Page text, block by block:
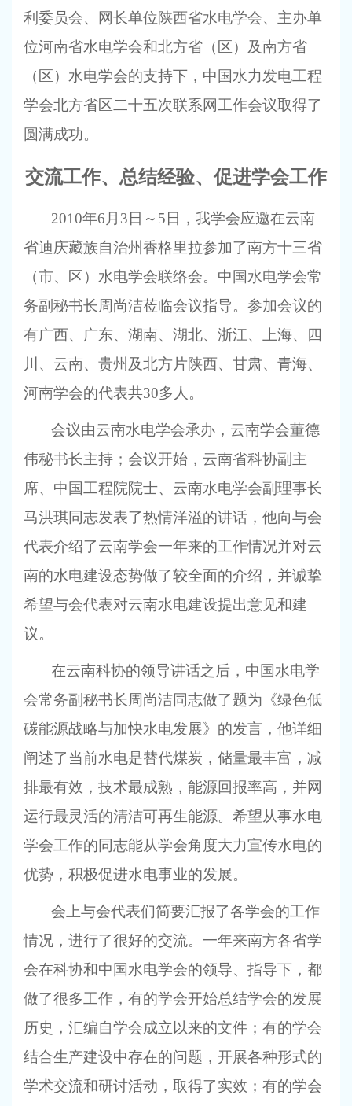
利委员会、网长单位陕西省水电学会、主办单
位河南省水电学会和北方省（区）及南方省
（区）水电学会的支持下，中国水力发电工程
学会北方省区二十五次联系网工作会议取得了
圆满成功。
交流工作、总结经验、促进学会工作
2010年6 月 3 日 ～ 5 日，我学会应邀在云南
省迪庆藏族自治州香格里拉参加了南方十三省
（市、区）水电学会联络会。中国水电学会常
务副秘书长周尚洁莅临会议指导。参加会议的
有广西、广东、湖南、湖北、浙江、上海、四
川、云南、贵州及北方片陕西、甘肃、青海、
河南学会的代表共30多人。
会议由云南水电学会承办，云南学会董德
伟秘书长主持；会议开始，云南省科协副主
席、中国工程院院士、云南水电学会副理事长
马洪琪同志发表了热情洋溢的讲话，他向与会
代表介绍了云南学会一年来的工作情况并对云
南的水电建设态势做了较全面的介绍，并诚挚
希望与会代表对云南水电建设提出意见和建
议。
在云南科协的领导讲话之后，中国水电学
会常务副秘书长周尚洁同志做了题为《绿色低
碳能源战略与加快水电发展》的发言，他详细
阐述了当前水电是替代煤炭，储量最丰富，减
排最有效，技术最成熟，能源回报率高，并网
运行最灵活的清洁可再生能源。希望从事水电
学会工作的同志能从学会角度大力宣传水电的
优势，积极促进水电事业的发展。
会上与会代表们简要汇报了各学会的工作
情况，进行了很好的交流。一年来南方各省学
会在科协和中国水电学会的领导、指导下，都
做了很多工作，有的学会开始总结学会的发展
历史，汇编自学会成立以来的文件；有的学会
结合生产建设中存在的问题，开展各种形式的
学术交流和研讨活动，取得了实效；有的学会